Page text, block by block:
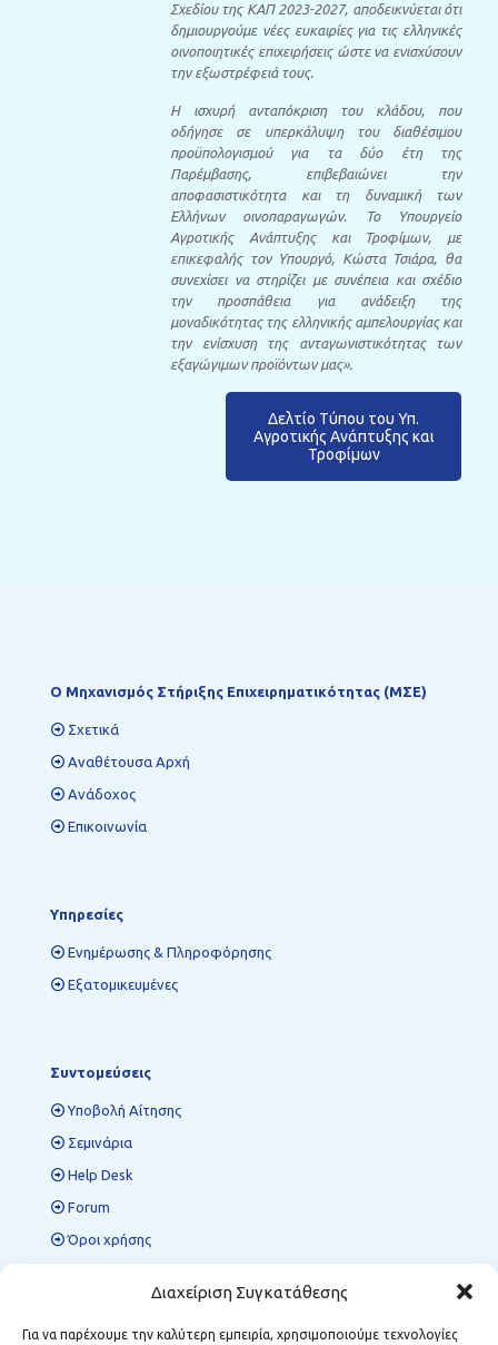
Διαχείριση Συγκατάθεσης
Για να παρέχουμε την καλύτερη εμπειρία, χρησιμοποιούμε τεχνολογίες
Σχεδίου της ΚΑΠ 2023-2027, αποδεικνύεται ότι
δημιουργούμε νέες ευκαιρίες για τις ελληνικές
οινοποιητικές επιχειρήσεις ώστε να ενισχύσουν
την εξωστρέφειά τους.
Η ισχυρή ανταπόκριση του κλάδου, που
οδήγησε σε υπερκάλυψη του διαθέσιμου
προϋπολογισμού για τα δύο έτη της
Παρέμβασης, επιβεβαιώνει την
αποφασιστικότητα και τη δυναμική των
Ελλήνων οινοπαραγωγών. Το Υπουργείο
Αγροτικής Ανάπτυξης και Τροφίμων, με
επικεφαλής τον Υπουργό, Κώστα Τσιάρα, θα
συνεχίσει να στηρίζει με συνέπεια και σχέδιο
την προσπάθεια για ανάδειξη της
μοναδικότητας της ελληνικής αμπελουργίας και
την ενίσχυση της ανταγωνιστικότητας των
εξαγώγιμων προϊόντων μας».
Δελτίο Τύπου του Υπ.
Αγροτικής Ανάπτυξης και
Τροφίμων
Ο Mηχανισμός Στήριξης Επιχειρηματικότητας (ΜΣΕ)
Σχετικά
Αναθέτουσα Αρχή
Ανάδοχος
Επικοινωνία
Υπηρεσίες
Ενημέρωσης & Πληροφόρησης
Εξατομικευμένες
Συντομεύσεις
Υποβολή Αίτησης
Σεμινάρια
Help Desk
Forum
Όροι χρήσης